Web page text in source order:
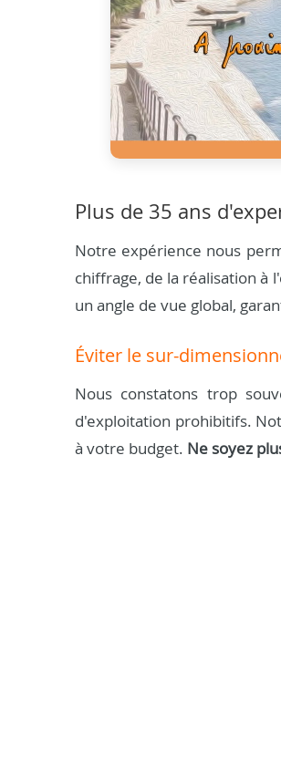
Plus de 35 ans
Notre expérience nous
chiffrage, de la réalisation à
un angle de vue global,
Éviter le sur-
Nous constatons trop
d'exploitation prohibitifs.
à votre budget. Ne soyez